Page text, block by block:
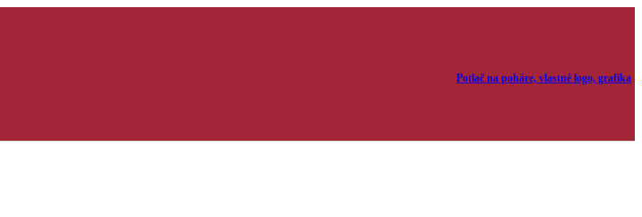
Potlač na poháre, vlastné logo, grafika